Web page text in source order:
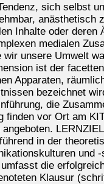
sich selbst
anästhetisch
Inhalte oder deren
medialen
unsere Umwelt
ist der
Apparaten,
bezeichnet
die
finden vor Ort am
in der
und
die
Klausur